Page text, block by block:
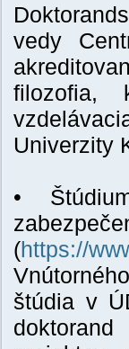
vedy
filozofia,
Univerzity
•
(https://
štúdia v